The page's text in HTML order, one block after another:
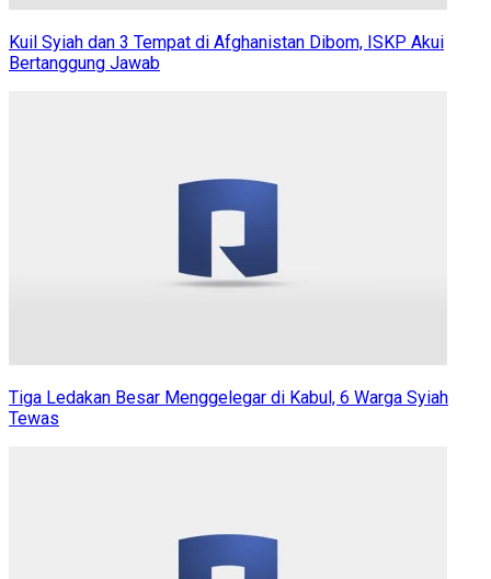
Kuil Syiah dan 3 Tempat di Afghanistan Dibom, ISKP Akui
Bertanggung Jawab
Tiga Ledakan Besar Menggelegar di Kabul, 6 Warga Syiah
Tewas